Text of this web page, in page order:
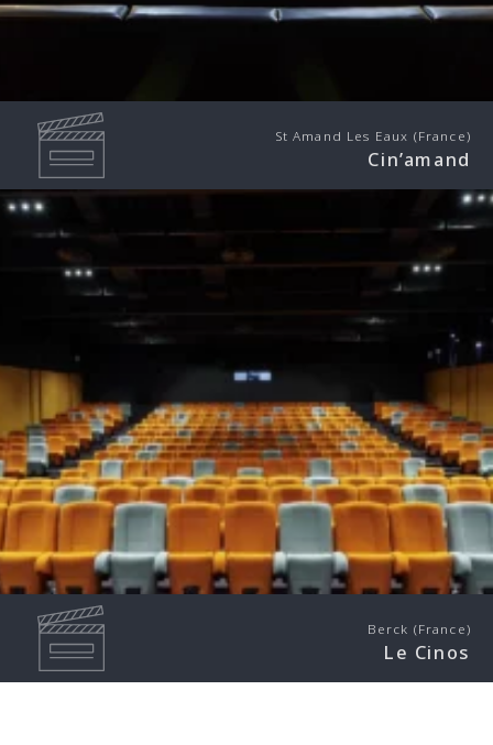
St Amand Les Eaux (France)
Cin’amand
Berck (France)
Le Cinos